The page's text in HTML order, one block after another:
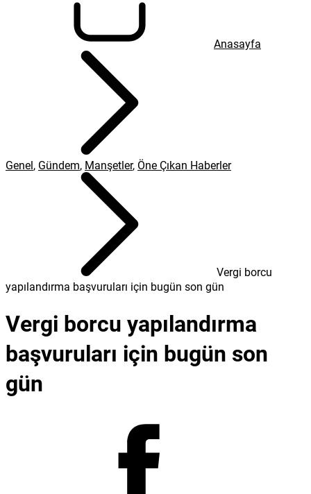
Anasayfa
Genel, Gündem, Manşetler, Öne Çıkan Haberler
Vergi borcu
yapılandırma başvuruları için bugün son gün
Vergi borcu yapılandırma
başvuruları için bugün son
gün